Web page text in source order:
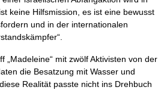
keine Hilfsmission, es ist eine bewusst
und in der internationalen
mit zwölf Aktivisten von der
die Besatzung mit Wasser und
Realität passte nicht ins Drehbuch